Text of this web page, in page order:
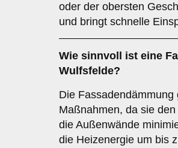
oder der obersten
und bringt schnelle
Wie sinnvoll ist eine
Wulfsfelde?
Die
Maßnahmen, da sie
die Außenwände
die Heizenergie um bis